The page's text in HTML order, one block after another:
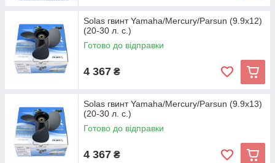
Solas гвинт Yamaha/Mercury/Parsun (9.9x12)
(20-30 л. с.)
Готово до відправки
4 367 ₴
Solas гвинт Yamaha/Mercury/Parsun (9.9x13)
(20-30 л. с.)
Готово до відправки
4 367 ₴